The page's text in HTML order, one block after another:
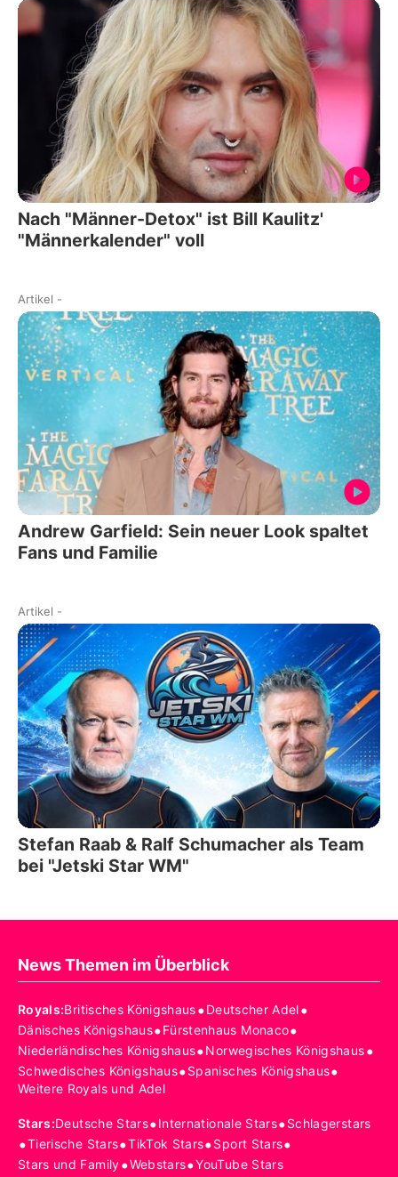
Nach "Männer-Detox" ist Bill Kaulitz'
"Männerkalender" voll
Artikel -
Andrew Garfield: Sein neuer Look spaltet
Fans und Familie
Artikel -
Stefan Raab & Ralf Schumacher als Team
bei "Jetski Star WM"
News Themen im Überblick
Royals:Britisches Königshaus•Deutscher Adel•
Dänisches Königshaus•Fürstenhaus Monaco•
Niederländisches Königshaus•Norwegisches Königshaus•
Schwedisches Königshaus•Spanisches Königshaus•
Weitere Royals und Adel
Stars:Deutsche Stars•Internationale Stars•Schlagerstars
•Tierische Stars•TikTok Stars•Sport Stars•
Stars und Family•Webstars•YouTube Stars